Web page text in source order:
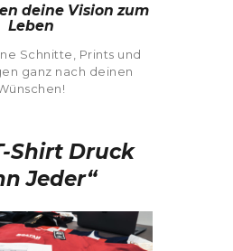
deine Vision zum
Leben
Schnitte, Prints und
ganz nach deinen
Shirt Druck
Jeder“